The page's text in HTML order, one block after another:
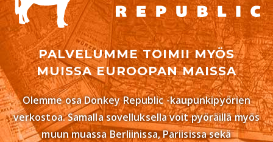
PALVELUMME TOIMII MYÖS
MUISSA EUROOPAN MAISSA
Olemme osa Donkey Republic -kaupunkipyörien
verkostoa. Samalla sovelluksella voit pyöräillä myös
muun muassa Berliinissa, Pariisissa sekä